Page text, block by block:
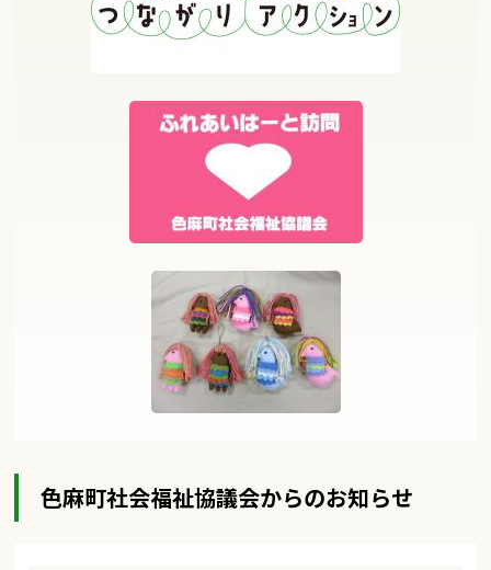
色麻町社会福祉協議会からのお知らせ